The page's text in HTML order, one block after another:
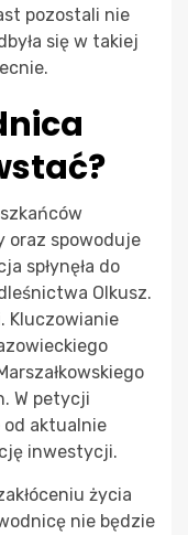
pozostali nie
się w takiej
oraz spowoduje
spłynęła do
Olkusz.
Kluczowianie
W petycji
od aktualnie
inwestycji.
życia
nie będzie